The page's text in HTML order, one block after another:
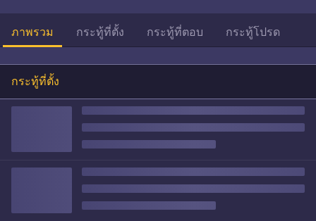
ภาพรวม กระทู้ที่ตั้ง กระทู้ที่ตอบ กระทู้โปรด
กระทู้ที่ตั้ง